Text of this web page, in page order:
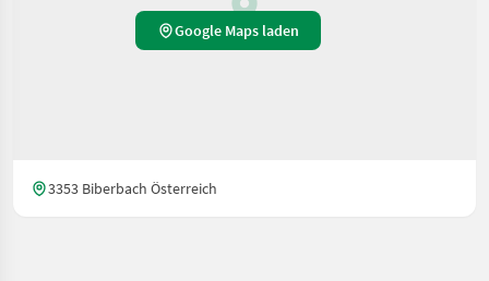
Google Maps laden
3353 Biberbach Österreich